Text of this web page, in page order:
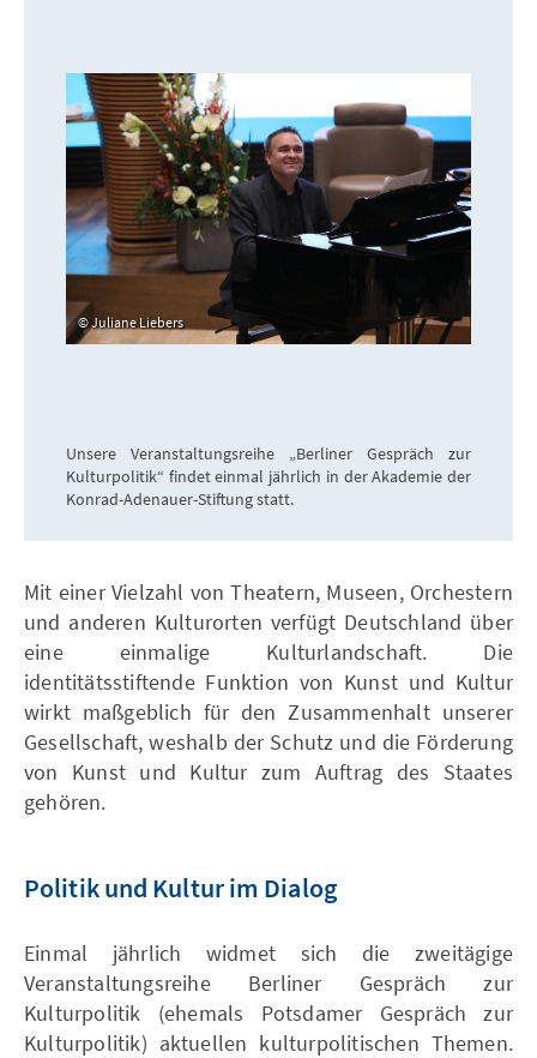
Juliane Liebers
Unsere Veranstaltungsreihe „Berliner Gespräch zur
Kulturpolitik“ findet einmal jährlich in der Akademie der
Konrad-Adenauer-Stiftung statt.
Mit einer Vielzahl von Theatern, Museen, Orchestern
und anderen Kulturorten verfügt Deutschland über
eine einmalige Kulturlandschaft. Die
identitätsstiftende Funktion von Kunst und Kultur
wirkt maßgeblich für den Zusammenhalt unserer
Gesellschaft, weshalb der Schutz und die Förderung
von Kunst und Kultur zum Auftrag des Staates
gehören.
Politik und Kultur im Dialog
Einmal jährlich widmet sich die zweitägige
Veranstaltungsreihe Berliner Gespräch zur
Kulturpolitik (ehemals Potsdamer Gespräch zur
Kulturpolitik) aktuellen kulturpolitischen Themen.